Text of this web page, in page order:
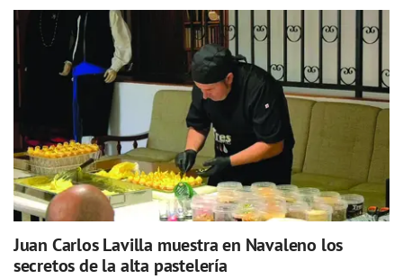
Juan Carlos Lavilla muestra en Navaleno los
secretos de la alta pastelería